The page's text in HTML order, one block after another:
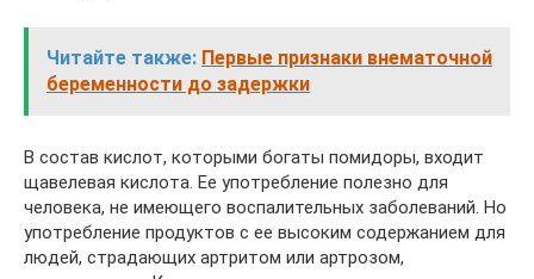
Читайте также: Первые признаки внематочной
беременности до задержки
В состав кислот, которыми богаты помидоры, входит
щавелевая кислота. Ее употребление полезно для
человека, не имеющего воспалительных заболеваний. Но
употребление продуктов с ее высоким содержанием для
людей, страдающих артритом или артрозом,